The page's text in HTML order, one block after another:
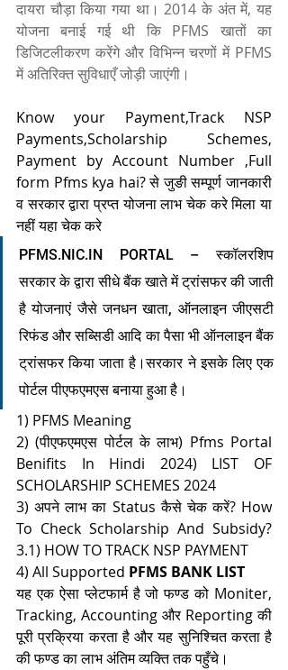
दायरा चौड़ा किया गया था। 2014 के अंत में, यह
योजना बनाई गई थी कि PFMS खातों का
डिजिटलीकरण करेंगे और विभिन्न चरणों में PFMS
में अतिरिक्त सुविधाएँ जोड़ी जाएंगी।
Know your Payment,Track NSP
Payments,Scholarship Schemes,
Payment by Account Number ,Full
form Pfms kya hai? से जुङी सम्पूर्ण जानकारी
व सरकार द्वारा प्रप्त योजना लाभ चेक करे मिला या
नहीं यहा चेक करे
PFMS.NIC.IN PORTAL – स्कॉलरशिप
सरकार के द्वारा सीधे बैंक खाते में ट्रांसफर की जाती
है योजनाएं जैसे जनधन खाता, ऑनलाइन जीएसटी
रिफंड और सब्सिडी आदि का पैसा भी ऑनलाइन बैंक
ट्रांसफर किया जाता है।सरकार ने इसके लिए एक
पोर्टल पीएफएमएस बनाया हुआ है।
1) PFMS Meaning
2) (पीएफएमएस पोर्टल के लाभ) Pfms Portal
Benifits In Hindi 2024) LIST OF
SCHOLARSHIP SCHEMES 2024
3) अपने लाभ का Status कैसे चेक करें? How
To Check Scholarship And Subsidy?
3.1) HOW TO TRACK NSP PAYMENT
4) All Supported PFMS BANK LIST
यह एक ऐसा प्लेटफार्म है जो फण्ड को Moniter,
Tracking, Accounting और Reporting की
पूरी प्रक्रिया करता है और यह सुनिश्चित करता है
की फण्ड का लाभ अंतिम व्यक्ति तक पहुँचे।